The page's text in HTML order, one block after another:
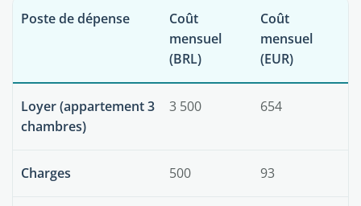
Poste de dépense
Coût
mensuel
(BRL)
Coût
mensuel
(EUR)
Loyer (appartement 3
chambres)
3 500 654
Charges 500 93